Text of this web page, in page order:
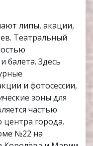
липы, акации,
Театральный
балета. Здесь
и фотосессии,
зоны для
частью
центра города.
№22 на